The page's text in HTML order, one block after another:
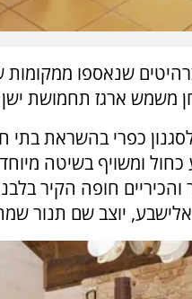
שנאספו ממקומות
משמש ארגז תחמושת
כפרי בהשראת בתי
כחול ומשויף בשיטה
והכיריים חופה הקיר
יוצב שם תנור